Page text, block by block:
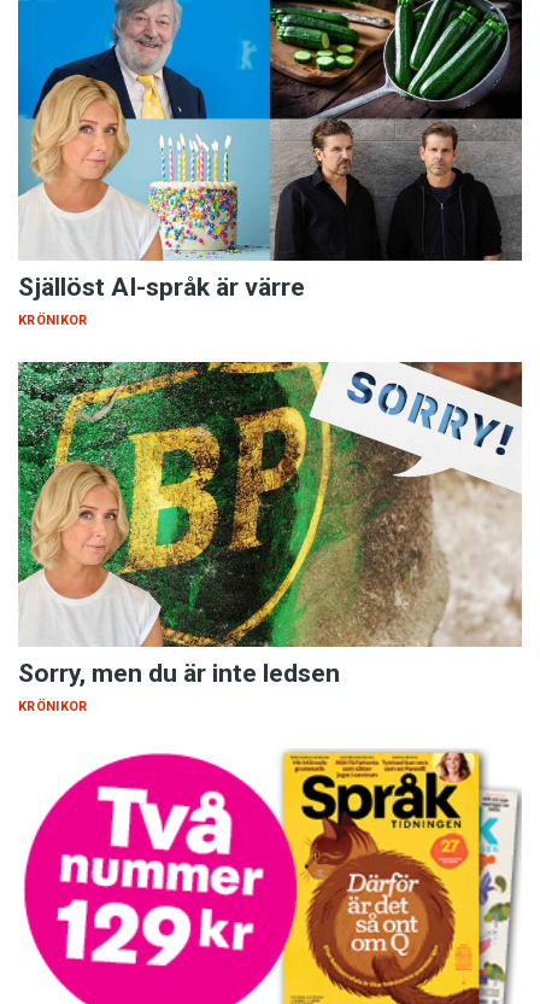
Själlöst AI-språk är värre
KRÖNIKOR
Sorry, men du är inte ledsen
KRÖNIKOR